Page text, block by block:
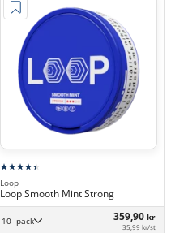
Loop
Loop Smooth Mint Strong
10 -pack 359,90 kr
35,99 kr/st